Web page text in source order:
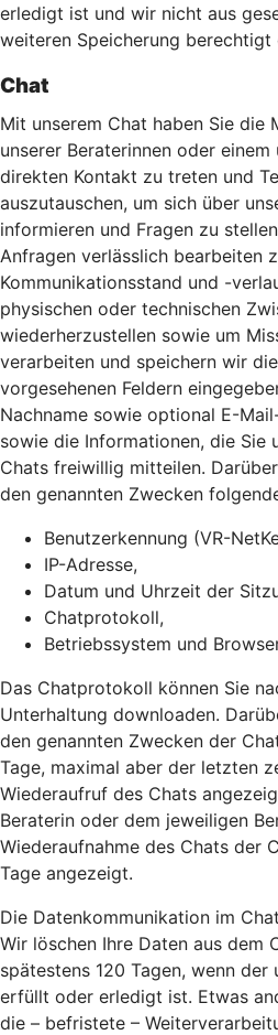
erledigt ist und wir nicht aus
weiteren Speicherung
Chat
Mit unserem Chat haben Sie die
unserer Beraterinnen oder einem
direkten Kontakt zu treten und
auszutauschen, um sich über
informieren und Fragen zu
Anfragen verlässlich bearbeiten
Kommunikationsstand und -
physischen oder technischen
wiederherzustellen sowie um
verarbeiten und speichern wir
vorgesehenen Feldern
Nachname sowie optional E-
sowie die Informationen, die Sie
Chats freiwillig mitteilen.
den genannten Zwecken
Benutzerkennung (VR-
IP-Adresse,
Datum und Uhrzeit der
Chatprotokoll,
Betriebssystem und
Das Chatprotokoll können Sie
Unterhaltung downloaden.
den genannten Zwecken der
Tage, maximal aber der letzten
Wiederaufruf des Chats
Beraterin oder dem jeweiligen
Wiederaufnahme des Chats der
Tage angezeigt.
Die Datenkommunikation im
Wir löschen Ihre Daten aus dem
spätestens 120 Tagen, wenn
erfüllt oder erledigt ist. Etwas
die – befristete –